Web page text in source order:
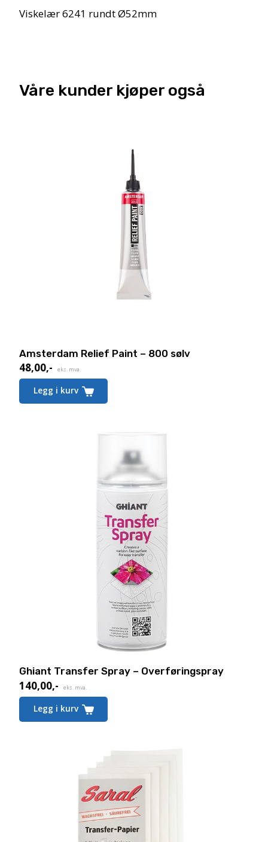
Viskelær 6241 rundt Ø52mm
Våre kunder kjøper også
Amsterdam Relief Paint – 800 sølv
48,00,- eks. mva.
Legg i kurv
Ghiant Transfer Spray – Overføringspray
140,00,- eks. mva.
Legg i kurv